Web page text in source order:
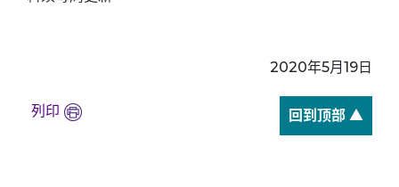
2020年5月19日
列印 回到顶部 ▲